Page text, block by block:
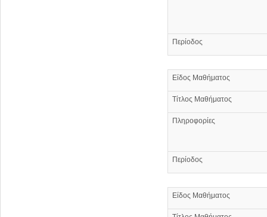
Περίοδος
Είδος Μαθήματος
Τίτλος Μαθήματος
Πληροφορίες
Περίοδος
Είδος Μαθήματος